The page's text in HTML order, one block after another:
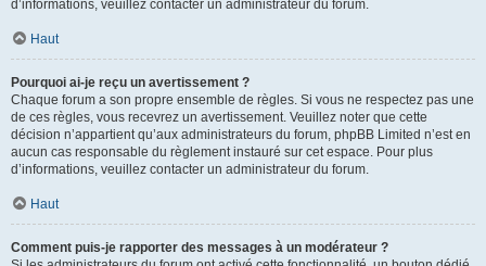
d’informations, veuillez contacter un administrateur du forum.
Haut
Pourquoi ai-je reçu un avertissement ?
Chaque forum a son propre ensemble de règles. Si vous ne respectez pas une
de ces règles, vous recevrez un avertissement. Veuillez noter que cette
décision n’appartient qu’aux administrateurs du forum, phpBB Limited n’est en
aucun cas responsable du règlement instauré sur cet espace. Pour plus
d’informations, veuillez contacter un administrateur du forum.
Haut
Comment puis-je rapporter des messages à un modérateur ?